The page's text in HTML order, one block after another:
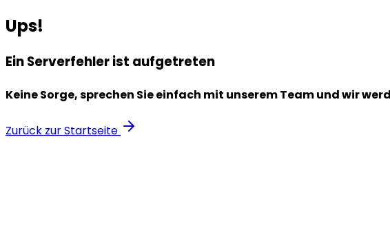
Ups!
Ein Serverfehler ist aufgetreten
Keine Sorge, sprechen Sie einfach mit unserem Team und wir
Zurück zur Startseite